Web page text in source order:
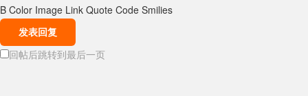
B Color Image Link Quote Code Smilies
发表回复
回帖后跳转到最后一页